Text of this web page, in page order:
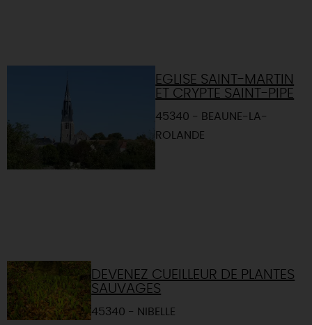
EGLISE SAINT-MARTIN
ET CRYPTE SAINT-PIPE
45340 - BEAUNE-LA-
ROLANDE
DEVENEZ CUEILLEUR DE PLANTES
SAUVAGES
45340 - NIBELLE